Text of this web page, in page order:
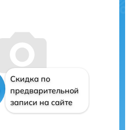
Скидка по
предварительной
записи на сайте